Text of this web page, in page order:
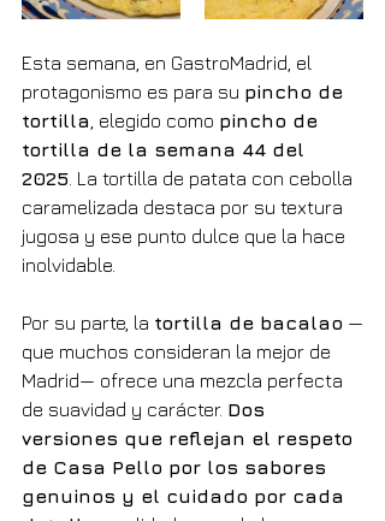
Esta semana, en GastroMadrid, el
protagonismo es para su pincho de
tortilla , elegido como pincho de
tortilla de la semana 44 del
2025 . La tortilla de patata con cebolla
caramelizada destaca por su textura
jugosa y ese punto dulce que la hace
inolvidable.
Por su parte, la tortilla de bacalao —
que muchos consideran la mejor de
Madrid— ofrece una mezcla perfecta
de suavidad y carácter. Dos
versiones que reflejan el respeto
de Casa Pello por los sabores
genuinos y el cuidado por cada